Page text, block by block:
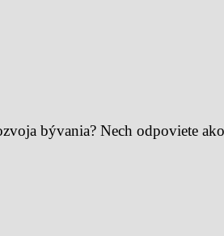
bývania? Nech odpoviete